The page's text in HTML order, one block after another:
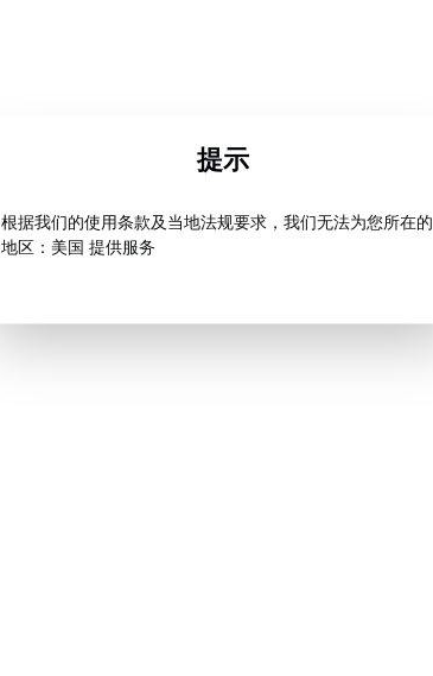
提示
根据我们的使用条款及当地法规要求，我们无法为您所在的
地区：美国 提供服务